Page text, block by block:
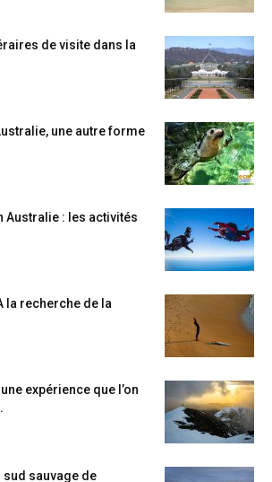
de visite dans la
une autre forme
Australie : les activités
la recherche de la
expérience que l’on
sud sauvage de